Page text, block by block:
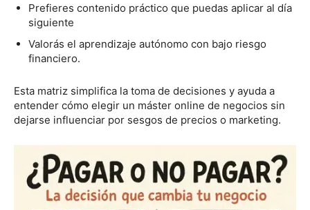
Prefieres contenido práctico que puedas aplicar al día
siguiente
Valorás el aprendizaje autónomo con bajo riesgo
financiero.
Esta matriz simplifica la toma de decisiones y ayuda a
entender cómo elegir un máster online de negocios sin
dejarse influenciar por sesgos de precios o marketing.